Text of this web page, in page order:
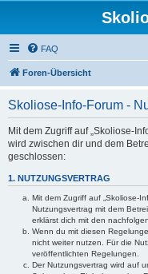
FAQ
Foren-Übersicht
Skoliose-Info-Forum -
Mit dem Zugriff auf „Skoliose-
wird zwischen dir und dem
geschlossen:
1. NUTZUNGSVERTRAG
Mit dem Zugriff auf „Skoliose-
Nutzungsvertrag mit dem
erklärst dich mit den
Wenn du mit diesen
nicht weiter nutzen. Für die
veröffentlichten Regelungen.
Der Nutzungsvertrag wird auf